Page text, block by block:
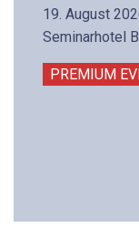
19. August
Seminarhotel
PREMIUM